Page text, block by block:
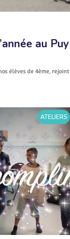
au Puy
élèves de 4ème,
ATELIERS